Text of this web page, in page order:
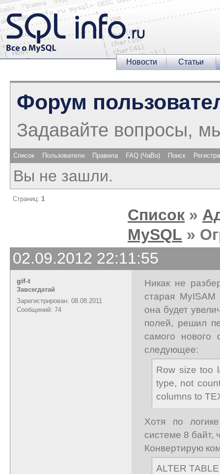
Новости Статьи
Форум
Задавайте вопросы,
Список Пользователи Правила FAQ (ЧаВо) Поиск
Вы не зашли.
Страниц: 1
Список »
MySQL »
02.09.2012 22:11:55
gif-t
Завсегдатай
Зарегистрирован: 08.08.2011
Сообщений: 74
Никак не
старая
она будет
полей, решил
самого нового
следующее:
Row size too
type, not
columns to
Хотя по
системе 8 байт,
Конвертирую
ALTER